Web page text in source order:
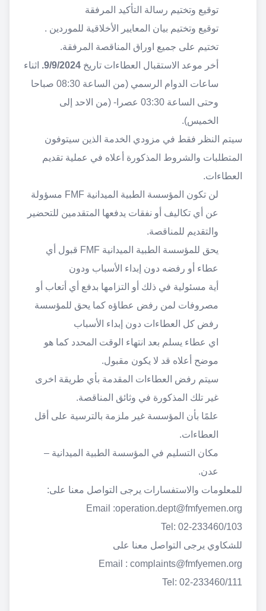
توقيع وتختيم رسالة التأكيد المرفقة
توقيع وتختيم بيان المعايير الأخلاقية للموردين .
تختيم على جميع اوراق المناقصة المرفقة.
أخر موعد الاستقبال العطاءات تاريخ
اثناء
ساعات الدوام الرسمي (من الساعة 08:30 صباحا
وحتى الساعة 03:30 عصرا- (من الاحد إلى
الخميس).
سيتم النظر فقط في مزودي الخدمة الذين سيتوفون
المتطلبات والشروط المذكورة أعلاه في عملية تقديم
العطاءات.
لن تكون المؤسسة الطبية الميدانية FMF مسؤولة
عن أي تكاليف أو نفقات يدفعها المتقدمين للتحضير
والتقديم للمناقصة.
يحق للمؤسسة الطبية الميدانية FMF قبول أي
عطاء أو رفضه دون إبداء الأسباب ودون
أية مسئولية في ذلك أو التزامها بدفع أي أتعاب أو
مصروفات لمن رفض عطاؤه كما يحق للمؤسسة
رفض كل العطاءات دون إبداء الأسباب
اي عطاء يسلم بعد انتهاء الوقت المحدد كما هو
موضح أعلاه قد لا يكون مقبول.
سيتم رفض العطاءات المقدمة بأي طريقة اخرى
غير تلك المذكورة في وثائق المناقصة.
علمًا بأن المؤسسة غير ملزمة بالترسية على أقل
العطاءات.
مكان التسليم في المؤسسة الطبية الميدانية –
عدن.
للمعلومات والاستفسارات يرجى التواصل معنا على:
Email :operation.dept@fmfyemen.org
Tel: 02-233460/103
للشكاوي يرجى التواصل معنا على
Email : complaints@fmfyemen.org
Tel: 02-233460/111